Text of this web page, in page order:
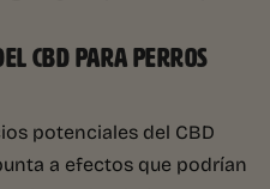
CBD PARA PERROS
potenciales del CBD
a efectos que podrían